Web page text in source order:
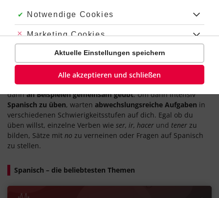
Spanisch lernen beinhaltet verschiedenste Themenfelder:
Zeiten bilden, Grammatik üben und Vokabeln lernen, das
steht auf dem Programm. Verben impretérito perfecto,
indefinido oder futuro simplezu bilden, muss man gezielt üben
Spanisch lernen funktioniert online besonders gut: In
unserenLernvideoswird dir die Grammatik kurz erklärt und
dannan Beispielen gemeinsam geübt. Um dann intensiv
Spanisch zu üben, warten abwechslungsreiche Aufgaben in
verschiedenen Schwierigkeitsstufen auf dich. Egal ob du
üben willst, einzelne Verben wie ser, ir, hacer und tener zu
bilden, Sätze mit no zu verneinen oder Fragen auf Spanisch
zu stellen.
Spanisch – die beliebtesten Themen
Akzeptiert:
Notwendige Cookies
Abgelehnt:
Marketing Cookies
Abgelehnt:
Personalisierungs-Cookies
Aktuelle Einstellungen speichern
Alle akzeptieren und schließen